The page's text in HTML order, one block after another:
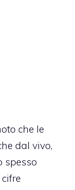
che le
dal vivo,
spesso